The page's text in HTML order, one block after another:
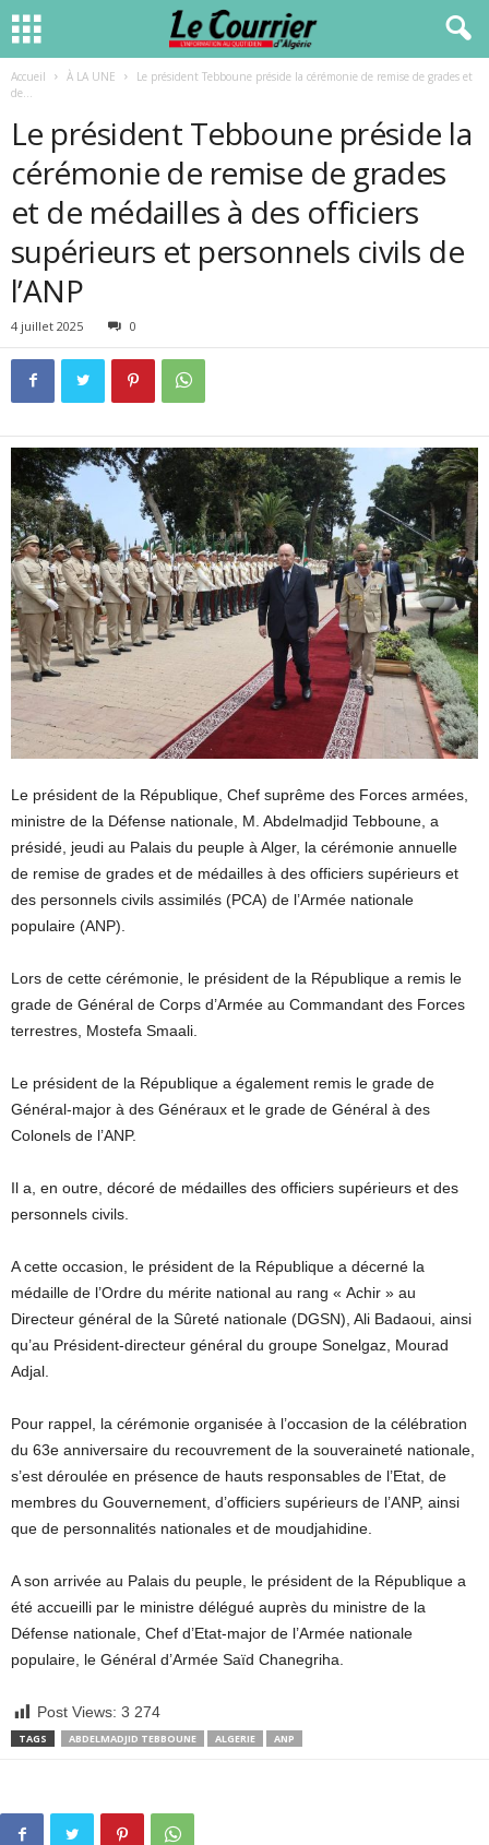
Accueil À LA UNE
Le président Tebboune préside la cérémonie de remise de grades et
de...
Le président Tebboune préside la
cérémonie de remise de grades
et de médailles à des officiers
supérieurs et personnels civils de
l’ANP
4 juillet 2025 0
Le président de la République, Chef suprême des Forces armées,
ministre de la Défense nationale, M. Abdelmadjid Tebboune, a
présidé, jeudi au Palais du peuple à Alger, la cérémonie annuelle
de remise de grades et de médailles à des officiers supérieurs et
des personnels civils assimilés (PCA) de l’Armée nationale
populaire (ANP).
Lors de cette cérémonie, le président de la République a remis le
grade de Général de Corps d’Armée au Commandant des Forces
terrestres, Mostefa Smaali.
Le président de la République a également remis le grade de
Général-major à des Généraux et le grade de Général à des
Colonels de l’ANP.
Il a, en outre, décoré de médailles des officiers supérieurs et des
personnels civils.
A cette occasion, le président de la République a décerné la
médaille de l’Ordre du mérite national au rang « Achir » au
Directeur général de la Sûreté nationale (DGSN), Ali Badaoui, ainsi
qu’au Président-directeur général du groupe Sonelgaz, Mourad
Adjal.
Pour rappel, la cérémonie organisée à l’occasion de la célébration
du 63e anniversaire du recouvrement de la souveraineté nationale,
s’est déroulée en présence de hauts responsables de l’Etat, de
membres du Gouvernement, d’officiers supérieurs de l’ANP, ainsi
que de personnalités nationales et de moudjahidine.
A son arrivée au Palais du peuple, le président de la République a
été accueilli par le ministre délégué auprès du ministre de la
Défense nationale, Chef d’Etat-major de l’Armée nationale
populaire, le Général d’Armée Saïd Chanegriha.
Post Views: 3 274
TAGS ABDELMADJID TEBBOUNE ALGERIE ANP